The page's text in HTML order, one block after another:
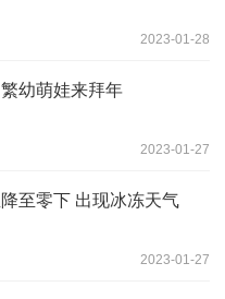
2023-01-28
幼萌娃来拜年
2023-01-27
至零下 出现冰冻天气
2023-01-27